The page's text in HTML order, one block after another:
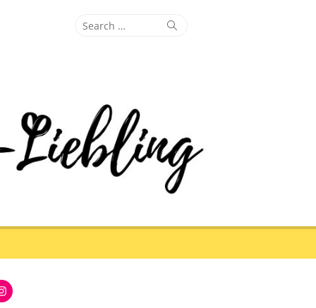
Search
Search
Instagram